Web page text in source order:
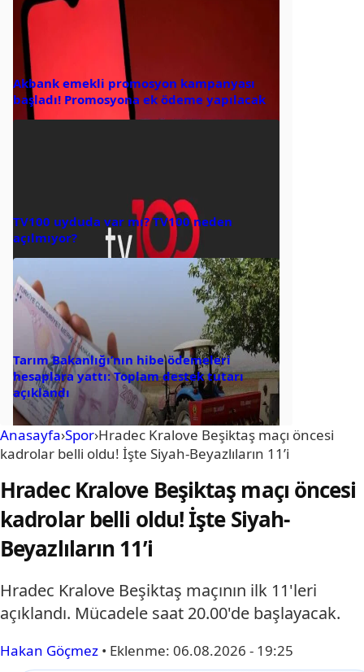
Akbank emekli promosyon kampanyası
başladı! Promosyona ek ödeme yapılacak
TV100 uyduda var mı? TV100 neden
açılmıyor?
Tarım Bakanlığı’nın hibe ödemeleri
hesaplara yattı: Toplam destek tutarı
açıklandı
Anasayfa›Spor›Hradec Kralove Beşiktaş maçı öncesi
kadrolar belli oldu! İşte Siyah-Beyazlıların 11’i
Hradec Kralove Beşiktaş maçı öncesi
kadrolar belli oldu! İşte Siyah-
Beyazlıların 11’i
Hradec Kralove Beşiktaş maçının ilk 11'leri
açıklandı. Mücadele saat 20.00'de başlayacak.
Hakan Göçmez • Eklenme: 06.08.2026 - 19:25